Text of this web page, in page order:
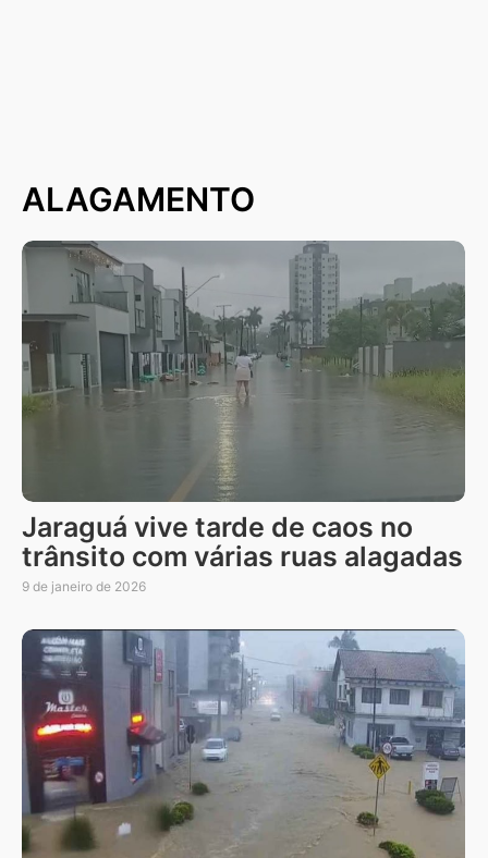
ALAGAMENTO
Jaraguá vive tarde de caos no
trânsito com várias ruas alagadas
9 de janeiro de 2026